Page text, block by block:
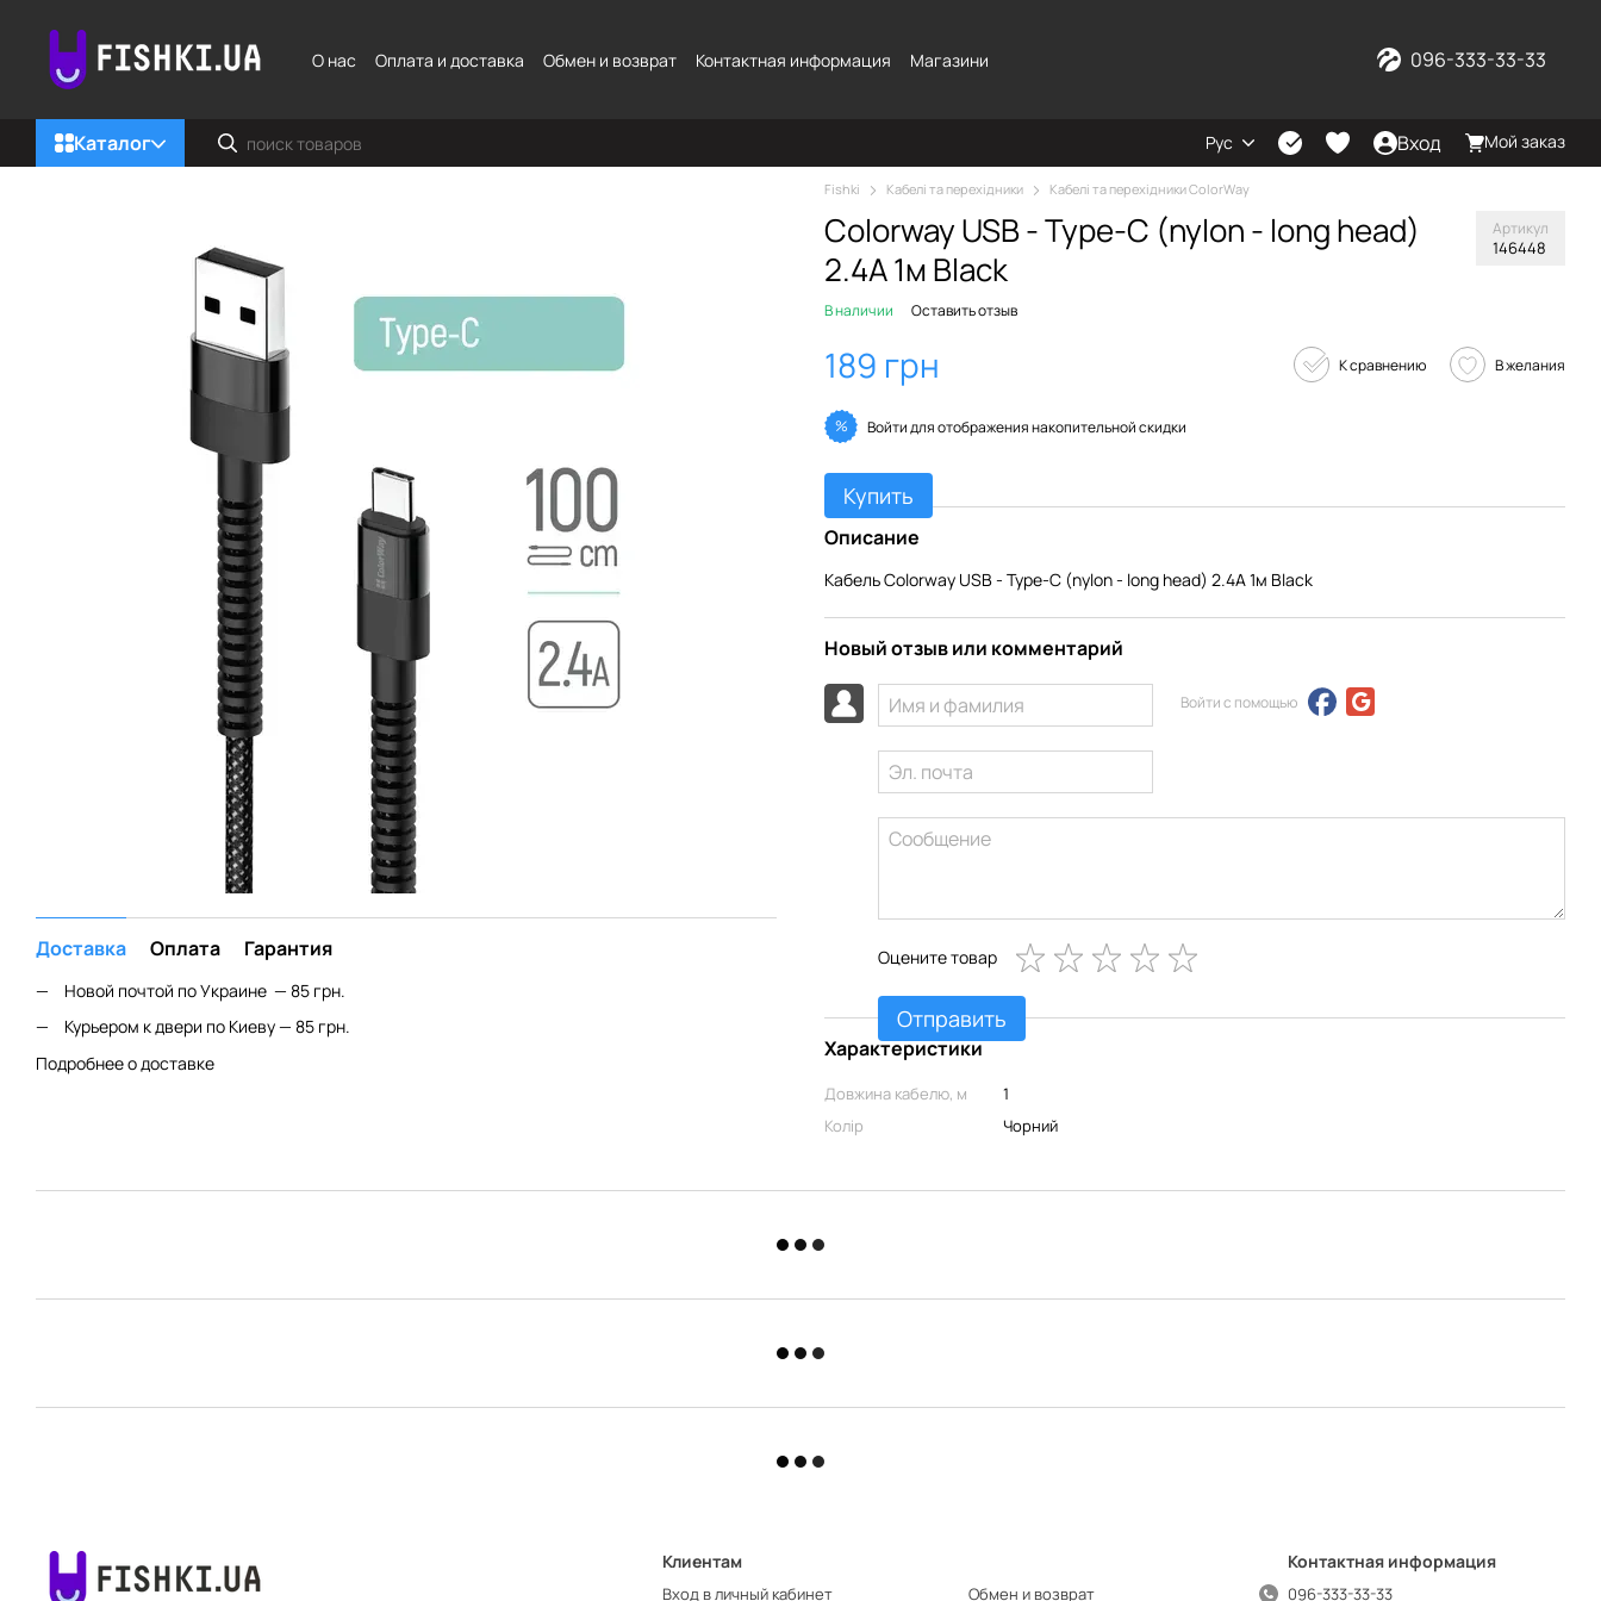
О нас
Оплата и доставка Обмен и возврат Контактная информация Магазини 096-333-33-33
Каталог Рус Вход Мой заказ
Доставка Оплата Гарантия
Новой почтой по Украине — 85 грн.
Курьером к двери по Киеву — 85 грн.
Подробнее о доставке
Fishki Кабелі та перехідники Кабелі та перехідники ColorWay
Colorway USB - Type-C (nylon - long head)
2.4А 1м Black
Артикул
146448
В наличии Оставить отзыв
189 грн К сравнению В желания
% Войтидля отображения накопительной скидки
Купить
Описание
Кабель Colorway USB - Type-C (nylon - long head) 2.4А 1м Black
Новый отзыв или комментарий
Войти с помощью
Оцените товар
Отправить
Характеристики
Довжина кабелю, м
1
Колір
Чорний
Клиентам
Вход в личный кабинет Обмен и возврат
Контактная информация
096-333-33-33